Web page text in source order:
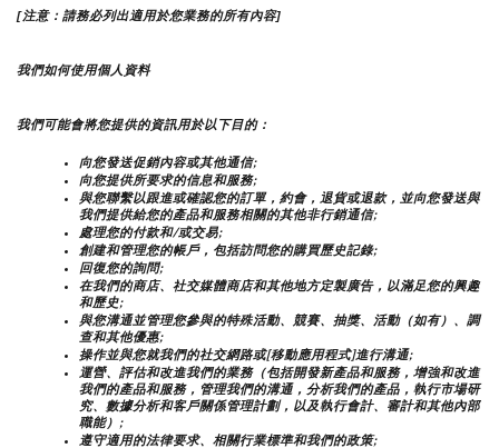
[注意：請務必列出適用於您業務的所有內容]
我們如何使用個人資料
我們可能會將您提供的資訊用於以下目的：
向您發送促銷內容或其他通信;
向您提供所要求的信息和服務;
與您聯繫以跟進或確認您的訂單，約會，退貨或退款，並向您發送與
我們提供給您的產品和服務相關的其他非行銷通信;
處理您的付款和/或交易;
創建和管理您的帳戶，包括訪問您的購買歷史記錄;
回復您的詢問;
在我們的商店、社交媒體商店和其他地方定製廣告，以滿足您的興趣
和歷史;
與您溝通並管理您參與的特殊活動、競賽、抽獎、活動（如有）、調
查和其他優惠;
操作並與您就我們的社交網路或[移動應用程式]進行溝通;
運營、評估和改進我們的業務（包括開發新產品和服務，增強和改進
我們的產品和服務，管理我們的溝通，分析我們的產品，執行市場研
究、數據分析和客戶關係管理計劃，以及執行會計、審計和其他內部
職能）;
遵守適用的法律要求、相關行業標準和我們的政策;